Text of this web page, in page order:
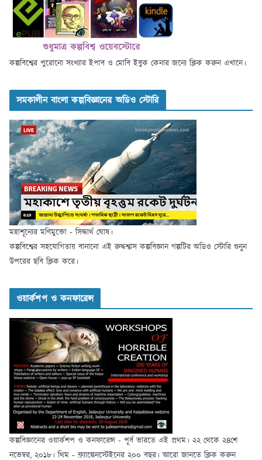
কল্পবিশ্বের পুরোনো সংখ্যার ইপাব ও মোবি ইবুক কেনার জন্যে ক্লিক করুন এখানে।
সমকালীন বাংলা কল্পবিজ্ঞানের অডিও স্টোরি
মহাশূন্যের মণিমুক্তো - সিদ্ধার্থ ঘোষ।
কল্পবিশ্বের সহযোগিতায় বানানো এই রুদ্ধশ্বাস কল্পবিজ্ঞান গল্পটির অডিও স্টোরি শুনুন
উপরের ছবি ক্লিক করে।
ওয়ার্কশপ ও কনফারেন্স
কল্পবিজ্ঞানের ওয়ার্কশপ ও কনফারেন্স - পূর্ব ভারতে এই প্রথম। ২২ থেকে ২৪শে
নভেম্বর, ২০১৮। থিম - ফ্র্যাঙ্কেনস্টেইনের ২০০ বছর। আরো জানতে ক্লিক করুন